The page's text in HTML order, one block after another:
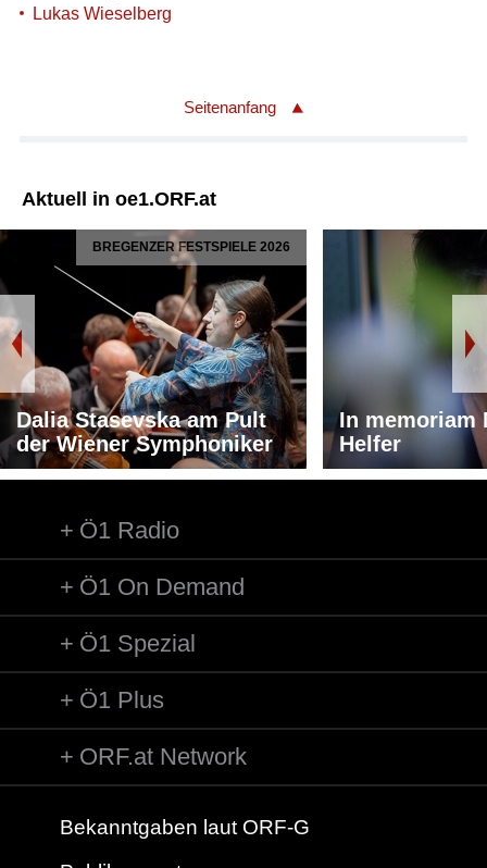
Lukas Wieselberg
Seitenanfang
Aktuell in oe1.ORF.at
BREGENZER FESTSPIELE 2026
Dalia Stasevska am Pult
der Wiener Symphoniker
In memoriam
Helfer
Ö1 Radio
Ö1 On Demand
Ö1 Spezial
Ö1 Plus
ORF.at Network
Bekanntgaben laut ORF-G